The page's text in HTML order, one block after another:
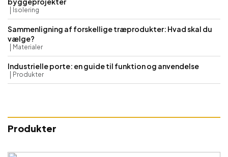
Isolering
Sammenligning af forskellige træprodukter: Hvad skal du
vælge?
Materialer
Industrielle porte: en guide til funktion og anvendelse
Produkter
Produkter